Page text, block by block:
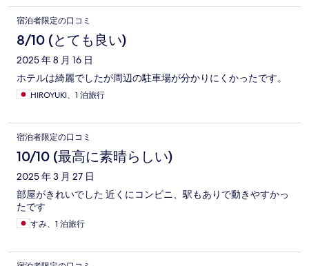
宿泊者限定の口コミ
8/10 (とても良い)
2025 年 8 月 16 日
ホテルは綺麗でしたが周辺の駐車場が分かりにくかったです。
HIROYUKI、1 泊旅行
宿泊者限定の口コミ
10/10 (最高に素晴らしい)
2025 年 3 月 27 日
部屋がきれいでした 近くにコンビニ、駅もありで動きやすかっ
たです
すみ、1 泊旅行